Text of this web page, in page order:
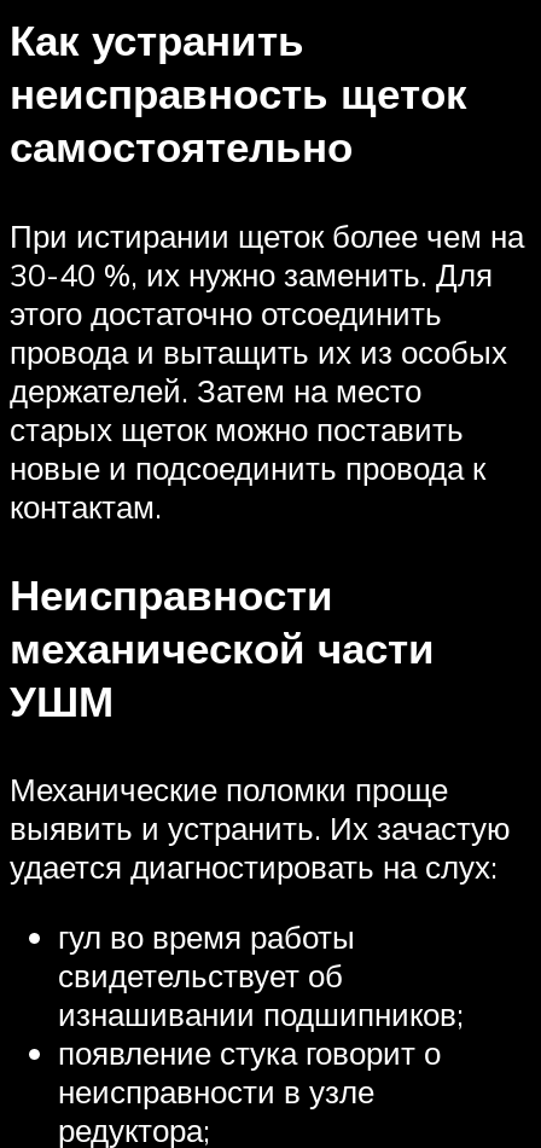
Как устранить
неисправность щеток
самостоятельно
При истирании щеток более чем на
30-40 %, их нужно заменить. Для
этого достаточно отсоединить
провода и вытащить их из особых
держателей. Затем на место
старых щеток можно поставить
новые и подсоединить провода к
контактам.
Неисправности
механической части
УШМ
Механические поломки проще
выявить и устранить. Их зачастую
удается диагностировать на слух:
гул во время работы
свидетельствует об
изнашивании подшипников;
появление стука говорит о
неисправности в узле
редуктора;